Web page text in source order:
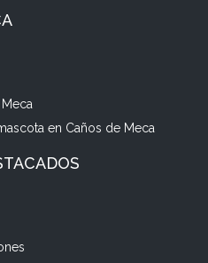
en Caños de Meca